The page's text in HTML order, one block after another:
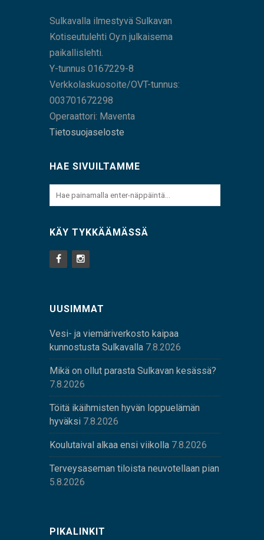
Sulkavalla ilmestyvä Sulkavan
Kotiseutulehti Oy:n julkaisema
paikallislehti.
Y-tunnus 0167229-8
Verkkolaskuosoite/OVT-tunnus:
003701672298
Operaattori: Maventa
Tietosuojaseloste
HAE SIVUILTAMME
KÄY TYKKÄÄMÄSSÄ
UUSIMMAT
Vesi- ja viemäriverkosto kaipaa
kunnostusta Sulkavalla 7.8.2026
Mikä on ollut parasta Sulkavan kesässä?
7.8.2026
Töitä ikäihmisten hyvän loppuelämän
hyväksi 7.8.2026
Koulutaival alkaa ensi viikolla 7.8.2026
Terveysaseman tiloista neuvotellaan pian
5.8.2026
PIKALINKIT